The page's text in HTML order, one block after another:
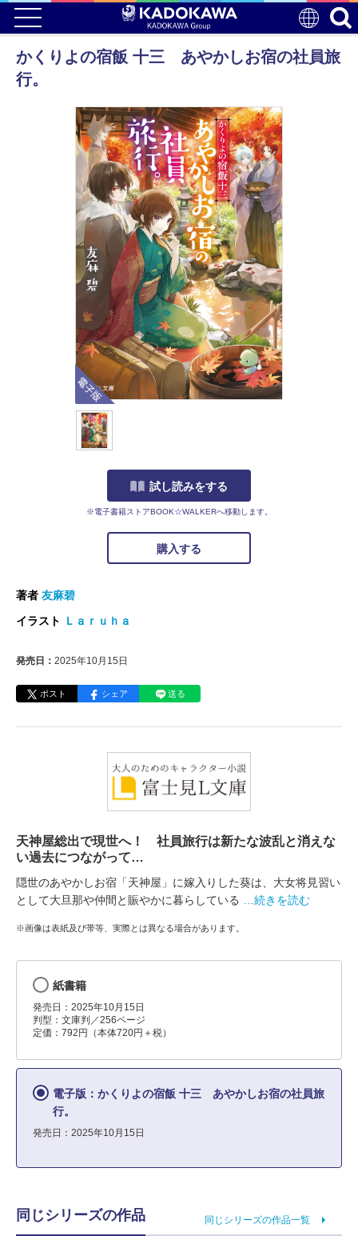
かくりよの宿飯 十三 あやかしお宿の社員旅
行。
電子版
試し読みをする
※電子書籍ストアBOOK☆WALKERへ移動します。
購入する
著者 友麻碧
イラスト
Ｌａｒｕｈａ
発売日： 2025年10月15日
ポスト シェア 送る
天神屋総出で現世へ！ 社員旅行は新たな波乱と消えな
い過去につながって…
隠世のあやかしお宿「天神屋」に嫁入りした葵は、大女将見習い
として大旦那や仲間と賑やかに暮らしている
…続きを読む
※画像は表紙及び帯等、実際とは異なる場合があります。
紙書籍
発売日：2025年10月15日
判型：文庫判／256ページ
定価：792円（本体720円＋税）
電子版：かくりよの宿飯 十三 あやかしお宿の社員旅
行。
発売日：2025年10月15日
同じシリーズの作品 同じシリーズの作品一覧